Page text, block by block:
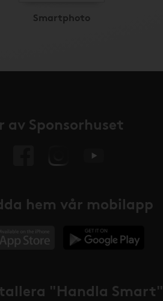
Smartphoto
av Sponsorhuset
hem vår mobilapp
"Handla Smart"